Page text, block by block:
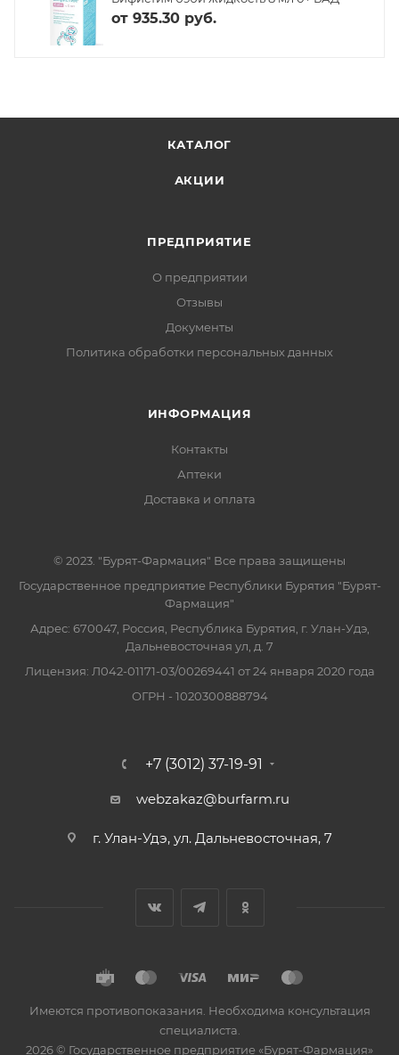
от 935.30 руб.
КАТАЛОГ
АКЦИИ
ПРЕДПРИЯТИЕ
О предприятии
Отзывы
Документы
Политика обработки персональных данных
ИНФОРМАЦИЯ
Контакты
Аптеки
Доставка и оплата
© 2023. "Бурят-Фармация" Все права защищены
Государственное предприятие Республики Бурятия "Бурят-
Фармация"
Адрес: 670047, Россия, Республика Бурятия, г. Улан-Удэ,
Дальневосточная ул, д. 7
Лицензия: Л042-01171-03/00269441 от 24 января 2020 года
ОГРН - 1020300888794
+7 (3012) 37-19-91
webzakaz@burfarm.ru
г. Улан-Удэ, ул. Дальневосточная, 7
Имеются противопоказания. Необходима консультация
специалиста.
2026 © Государственное предприятие «Бурят-Фармация»